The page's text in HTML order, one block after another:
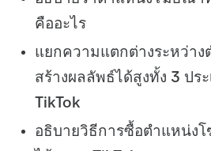
คืออะไร
แยกความแตกต่างระหว่า
สร้างผลลัพธ์ได้สูงทั้ง 3 ปร
TikTok
อธิบายวิธีการซื้อตำแหน่ง